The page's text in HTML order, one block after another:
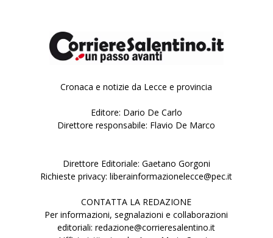
Cronaca e notizie da Lecce e provincia
Editore: Dario De Carlo
Direttore responsabile: Flavio De Marco
Direttore Editoriale: Gaetano Gorgoni
Richieste privacy: liberainformazionelecce@pec.it
CONTATTA LA REDAZIONE
Per informazioni, segnalazioni e collaborazioni
editoriali: redazione@corrieresalentino.it